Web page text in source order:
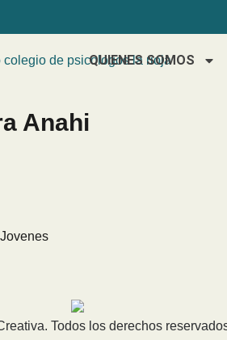
QUIENES SOMOS
Anahi
Todos los derechos